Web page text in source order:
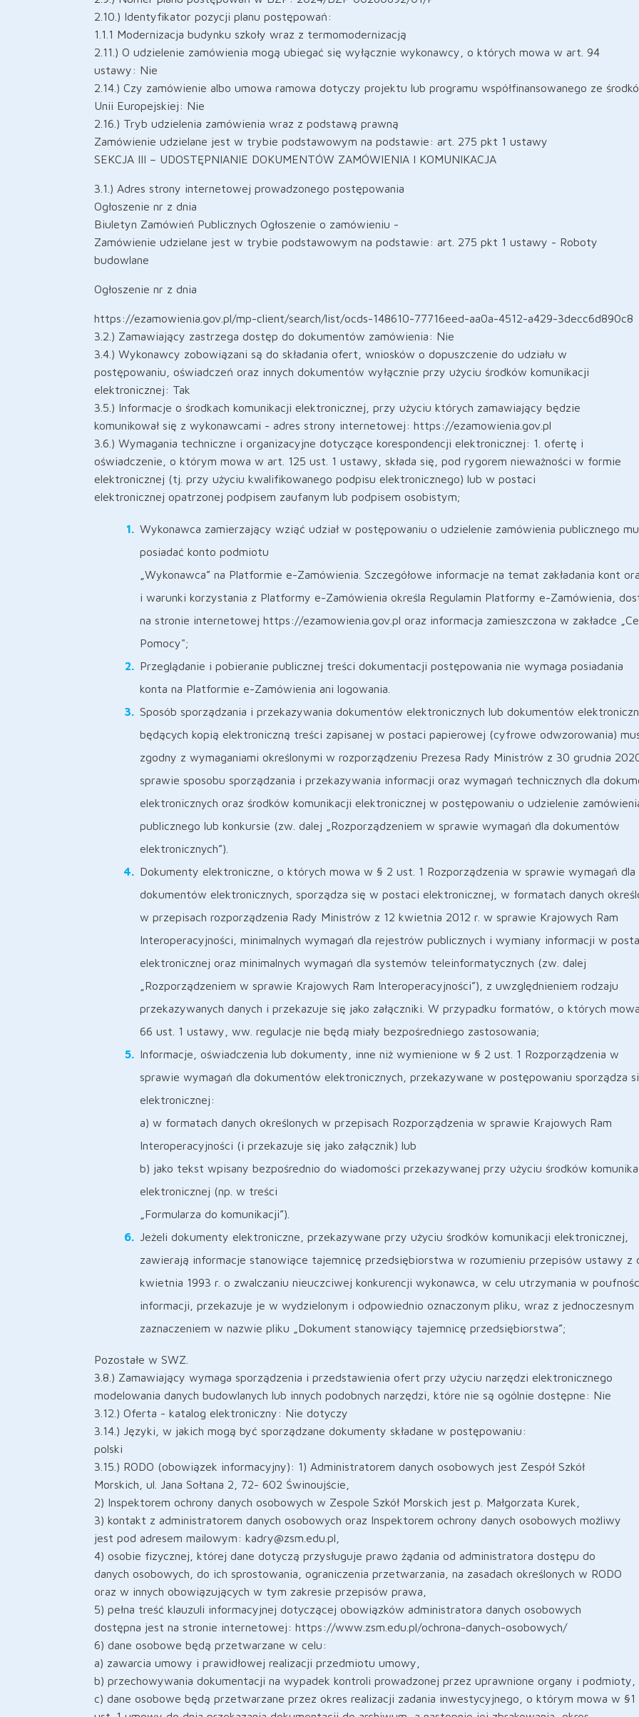
2.10.) Identyfikator pozycji planu postępowań:
1.1.1 Modernizacja budynku szkoły wraz z termomodernizacją
2.11.) O udzielenie zamówienia mogą ubiegać się wyłącznie wykonawcy, o których mowa w art. 94
ustawy: Nie
2.14.) Czy zamówienie albo umowa ramowa dotyczy projektu lub programu współfinansowanego ze
Unii Europejskiej: Nie
2.16.) Tryb udzielenia zamówienia wraz z podstawą prawną
Zamówienie udzielane jest w trybie podstawowym na podstawie: art. 275 pkt 1 ustawy
SEKCJA III – UDOSTĘPNIANIE DOKUMENTÓW ZAMÓWIENIA I KOMUNIKACJA
3.1.) Adres strony internetowej prowadzonego postępowania
Ogłoszenie nr z dnia
Biuletyn Zamówień Publicznych Ogłoszenie o zamówieniu -
Zamówienie udzielane jest w trybie podstawowym na podstawie: art. 275 pkt 1 ustawy - Roboty
budowlane
Ogłoszenie nr z dnia
https://ezamowienia.gov.pl/mp-client/search/list/ocds-148610-77716eed-aa0a-4512-a429-3decc6d890c8
3.2.) Zamawiający zastrzega dostęp do dokumentów zamówienia: Nie
3.4.) Wykonawcy zobowiązani są do składania ofert, wniosków o dopuszczenie do udziału w
postępowaniu, oświadczeń oraz innych dokumentów wyłącznie przy użyciu środków komunikacji
elektronicznej: Tak
3.5.) Informacje o środkach komunikacji elektronicznej, przy użyciu których zamawiający będzie
komunikował się z wykonawcami - adres strony internetowej: https://ezamowienia.gov.pl
3.6.) Wymagania techniczne i organizacyjne dotyczące korespondencji elektronicznej: 1. ofertę i
oświadczenie, o którym mowa w art. 125 ust. 1 ustawy, składa się, pod rygorem nieważności w formie
elektronicznej (tj. przy użyciu kwalifikowanego podpisu elektronicznego) lub w postaci
elektronicznej opatrzonej podpisem zaufanym lub podpisem osobistym;
Wykonawca zamierzający wziąć udział w postępowaniu o udzielenie zamówienia publicznego
posiadać konto podmiotu
„Wykonawca” na Platformie e-Zamówienia. Szczegółowe informacje na temat zakładania kont
i warunki korzystania z Platformy e-Zamówienia określa Regulamin Platformy e-Zamówienia,
na stronie internetowej https://ezamowienia.gov.pl oraz informacja zamieszczona w zakładce
Pomocy";
Przeglądanie i pobieranie publicznej treści dokumentacji postępowania nie wymaga posiadania
konta na Platformie e-Zamówienia ani logowania.
Sposób sporządzania i przekazywania dokumentów elektronicznych lub dokumentów
będących kopią elektroniczną treści zapisanej w postaci papierowej (cyfrowe odwzorowania)
zgodny z wymaganiami określonymi w rozporządzeniu Prezesa Rady Ministrów z 30 grudnia
sprawie sposobu sporządzania i przekazywania informacji oraz wymagań technicznych dla
elektronicznych oraz środków komunikacji elektronicznej w postępowaniu o udzielenie
publicznego lub konkursie (zw. dalej „Rozporządzeniem w sprawie wymagań dla dokumentów
elektronicznych”).
Dokumenty elektroniczne, o których mowa w § 2 ust. 1 Rozporządzenia w sprawie wymagań dla
dokumentów elektronicznych, sporządza się w postaci elektronicznej, w formatach danych
w przepisach rozporządzenia Rady Ministrów z 12 kwietnia 2012 r. w sprawie Krajowych Ram
Interoperacyjności, minimalnych wymagań dla rejestrów publicznych i wymiany informacji w
elektronicznej oraz minimalnych wymagań dla systemów teleinformatycznych (zw. dalej
„Rozporządzeniem w sprawie Krajowych Ram Interoperacyjności”), z uwzględnieniem rodzaju
przekazywanych danych i przekazuje się jako załączniki. W przypadku formatów, o których
66 ust. 1 ustawy, ww. regulacje nie będą miały bezpośredniego zastosowania;
Informacje, oświadczenia lub dokumenty, inne niż wymienione w § 2 ust. 1 Rozporządzenia w
sprawie wymagań dla dokumentów elektronicznych, przekazywane w postępowaniu sporządza
elektronicznej:
a) w formatach danych określonych w przepisach Rozporządzenia w sprawie Krajowych Ram
Interoperacyjności (i przekazuje się jako załącznik) lub
b) jako tekst wpisany bezpośrednio do wiadomości przekazywanej przy użyciu środków
elektronicznej (np. w treści
„Formularza do komunikacji”).
Jeżeli dokumenty elektroniczne, przekazywane przy użyciu środków komunikacji elektronicznej,
zawierają informacje stanowiące tajemnicę przedsiębiorstwa w rozumieniu przepisów ustawy z
kwietnia 1993 r. o zwalczaniu nieuczciwej konkurencji wykonawca, w celu utrzymania w
informacji, przekazuje je w wydzielonym i odpowiednio oznaczonym pliku, wraz z jednoczesnym
zaznaczeniem w nazwie pliku „Dokument stanowiący tajemnicę przedsiębiorstwa”;
Pozostałe w SWZ.
3.8.) Zamawiający wymaga sporządzenia i przedstawienia ofert przy użyciu narzędzi elektronicznego
modelowania danych budowlanych lub innych podobnych narzędzi, które nie są ogólnie dostępne: Nie
3.12.) Oferta - katalog elektroniczny: Nie dotyczy
3.14.) Języki, w jakich mogą być sporządzane dokumenty składane w postępowaniu:
polski
3.15.) RODO (obowiązek informacyjny): 1) Administratorem danych osobowych jest Zespół Szkół
Morskich, ul. Jana Sołtana 2, 72- 602 Świnoujście,
2) Inspektorem ochrony danych osobowych w Zespole Szkół Morskich jest p. Małgorzata Kurek,
3) kontakt z administratorem danych osobowych oraz Inspektorem ochrony danych osobowych możliwy
jest pod adresem mailowym: kadry@zsm.edu.pl,
4) osobie fizycznej, której dane dotyczą przysługuje prawo żądania od administratora dostępu do
danych osobowych, do ich sprostowania, ograniczenia przetwarzania, na zasadach określonych w RODO
oraz w innych obowiązujących w tym zakresie przepisów prawa,
5) pełna treść klauzuli informacyjnej dotyczącej obowiązków administratora danych osobowych
dostępna jest na stronie internetowej: https://www.zsm.edu.pl/ochrona-danych-osobowych/
6) dane osobowe będą przetwarzane w celu:
a) zawarcia umowy i prawidłowej realizacji przedmiotu umowy,
b) przechowywania dokumentacji na wypadek kontroli prowadzonej przez uprawnione organy i podmioty,
c) dane osobowe będą przetwarzane przez okres realizacji zadania inwestycyjnego, o którym mowa w §1